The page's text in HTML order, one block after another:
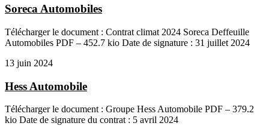
Soreca Automobiles
Télécharger le document : Contrat climat 2024 Soreca Deffeuille
Automobiles PDF – 452.7 kio Date de signature : 31 juillet 2024
13 juin 2024
Hess Automobile
Télécharger le document : Groupe Hess Automobile PDF – 379.2
kio Date de signature du contrat : 5 avril 2024